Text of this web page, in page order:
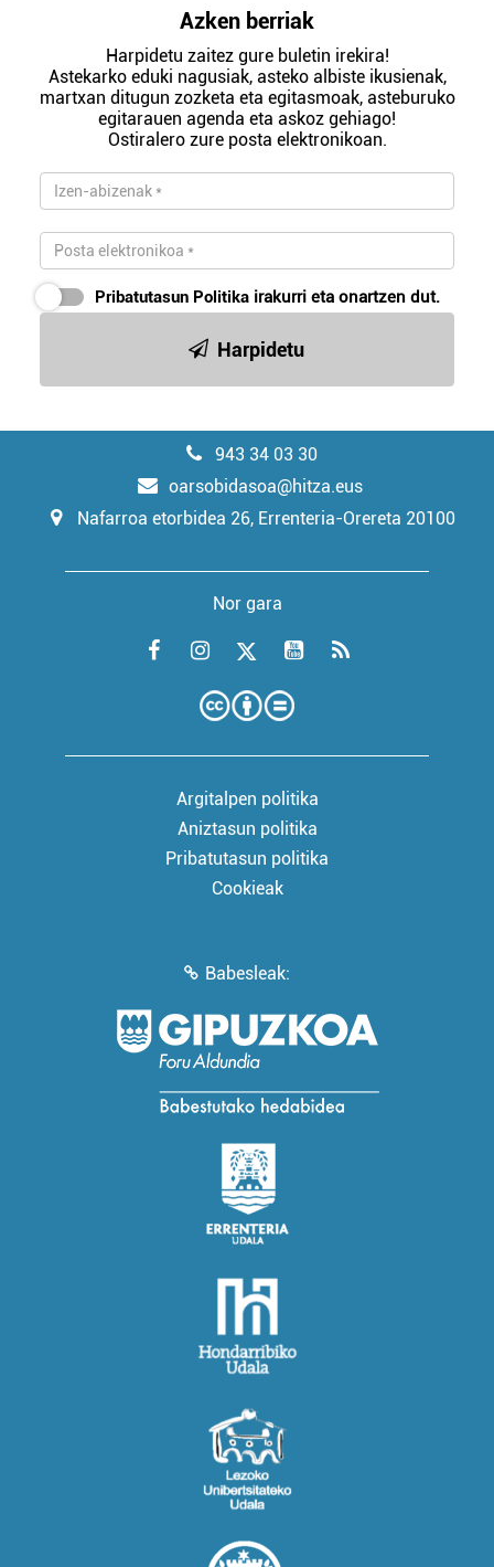
Azken berriak
Harpidetu zaitez gure buletin irekira!
Astekarko eduki nagusiak, asteko albiste ikusienak,
martxan ditugun zozketa eta egitasmoak, asteburuko
egitarauen agenda eta askoz gehiago!
Ostiralero zure posta elektronikoan.
Pribatutasun Politika irakurri eta onartzen dut.
Harpidetu
943 34 03 30
oarsobidasoa@hitza.eus
Nafarroa etorbidea 26, Errenteria-Orereta 20100
Nor gara
Argitalpen politika
Aniztasun politika
Pribatutasun politika
Cookieak
Babesleak: